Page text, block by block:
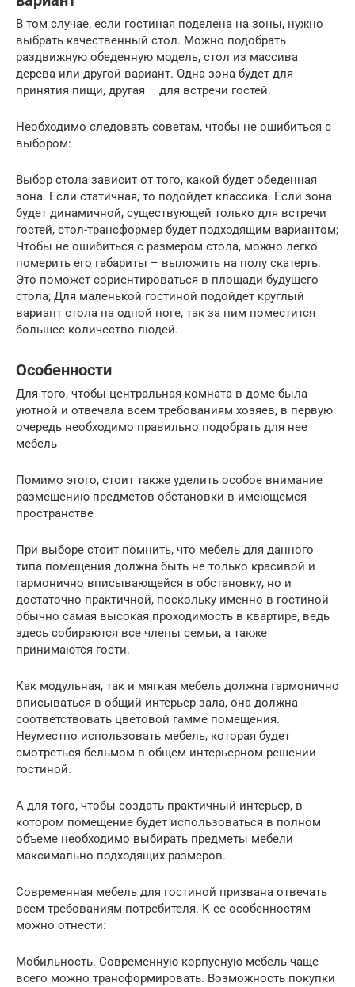
В том случае, если гостиная поделена на зоны, нужно
выбрать качественный стол. Можно подобрать
раздвижную обеденную модель, стол из массива
дерева или другой вариант. Одна зона будет для
принятия пищи, другая – для встречи гостей.
Необходимо следовать советам, чтобы не ошибиться с
выбором:
Выбор стола зависит от того, какой будет обеденная
зона. Если статичная, то подойдет классика. Если зона
будет динамичной, существующей только для встречи
гостей, стол-трансформер будет подходящим вариантом;
Чтобы не ошибиться с размером стола, можно легко
померить его габариты – выложить на полу скатерть.
Это поможет сориентироваться в площади будущего
стола; Для маленькой гостиной подойдет круглый
вариант стола на одной ноге, так за ним поместится
большее количество людей.
Особенности
Для того, чтобы центральная комната в доме была
уютной и отвечала всем требованиям хозяев, в первую
очередь необходимо правильно подобрать для нее
мебель
Помимо этого, стоит также уделить особое внимание
размещению предметов обстановки в имеющемся
пространстве
При выборе стоит помнить, что мебель для данного
типа помещения должна быть не только красивой и
гармонично вписывающейся в обстановку, но и
достаточно практичной, поскольку именно в гостиной
обычно самая высокая проходимость в квартире, ведь
здесь собираются все члены семьи, а также
принимаются гости.
Как модульная, так и мягкая мебель должна гармонично
вписываться в общий интерьер зала, она должна
соответствовать цветовой гамме помещения.
Неуместно использовать мебель, которая будет
смотреться бельмом в общем интерьерном решении
гостиной.
А для того, чтобы создать практичный интерьер, в
котором помещение будет использоваться в полном
объеме необходимо выбирать предметы мебели
максимально подходящих размеров.
Современная мебель для гостиной призвана отвечать
всем требованиям потребителя. К ее особенностям
можно отнести:
Мобильность. Современную корпусную мебель чаще
всего можно трансформировать. Возможность покупки